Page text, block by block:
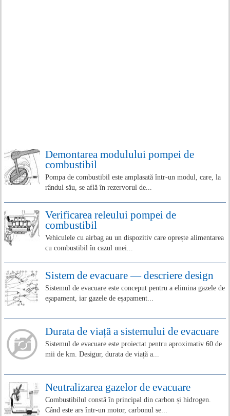
Demontarea modulului pompei de
combustibil
Pompa de combustibil este amplasată într-un modul, care, la
rândul său, se află în rezervorul de...
Verificarea releului pompei de
combustibil
Vehiculele cu airbag au un dispozitiv care oprește alimentarea
cu combustibil în cazul unei...
Sistem de evacuare — descriere design
Sistemul de evacuare este conceput pentru a elimina gazele de
eșapament, iar gazele de eșapament...
Durata de viață a sistemului de evacuare
Sistemul de evacuare este proiectat pentru aproximativ 60 de
mii de km. Desigur, durata de viață a...
Neutralizarea gazelor de evacuare
Combustibilul constă în principal din carbon și hidrogen.
Când este ars într-un motor, carbonul se...